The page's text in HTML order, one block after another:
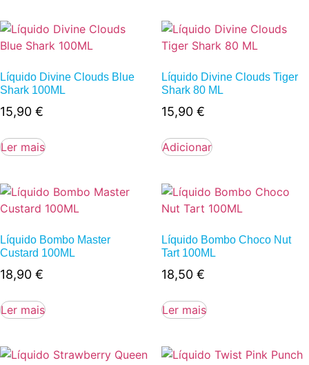
Líquido Divine Clouds Blue
Shark 100ML
15,90 €
Ler mais
Líquido Divine Clouds Tiger
Shark 80 ML
15,90 €
Adicionar
Líquido Bombo Master
Custard 100ML
18,90 €
Ler mais
Líquido Bombo Choco Nut
Tart 100ML
18,50 €
Ler mais